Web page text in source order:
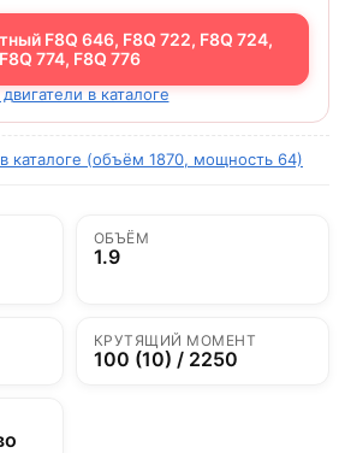
F8Q 646, F8Q 722, F8Q 724,
F8Q 774, F8Q 776
в каталоге
каталоге (объём 1870, мощность 64)
ОБЪЁМ
1.9
КРУТЯЩИЙ МОМЕНТ
100 (10) / 2250